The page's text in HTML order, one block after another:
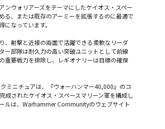
ンウォリアーズをテーマにしたケイオス・スペー
る、または既存のアーミーを拡張するのに最適で
なっています。
、射撃と近接の両面で活躍できる柔軟なリーダ
ー部隊は耐久力の高い突破ユニットとして前線
重要戦力を排除し、レギオナリーは目標の確保
ミニチュアは、『ウォーハンマー40,000』のコ
成されたケイオス・スペースマリーン軍を構成し
ルは、Warhammer Communityのウェブサイト